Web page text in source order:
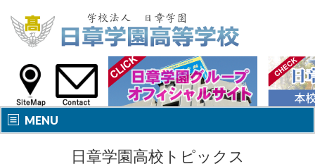
MENU
日章学園高校トピックス